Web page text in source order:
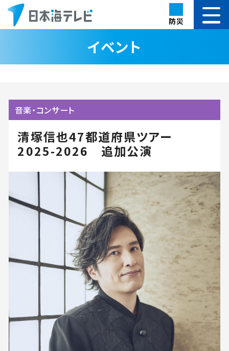
防災
イベント
音楽・コンサート
清塚信也47都道府県ツアー
2025-2026 追加公演